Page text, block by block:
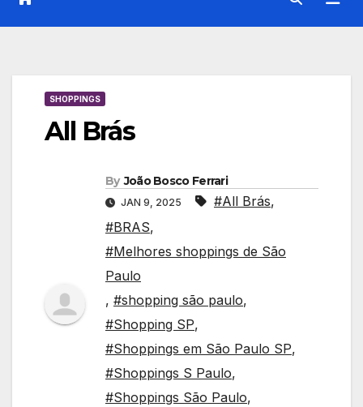
SHOPPINGS
All Brás
By João Bosco Ferrari
JAN 9, 2025 #All Brás,
#BRAS,
#Melhores shoppings de São
Paulo
, #shopping são paulo,
#Shopping SP,
#Shoppings em São Paulo SP,
#Shoppings S Paulo,
#Shoppings São Paulo,